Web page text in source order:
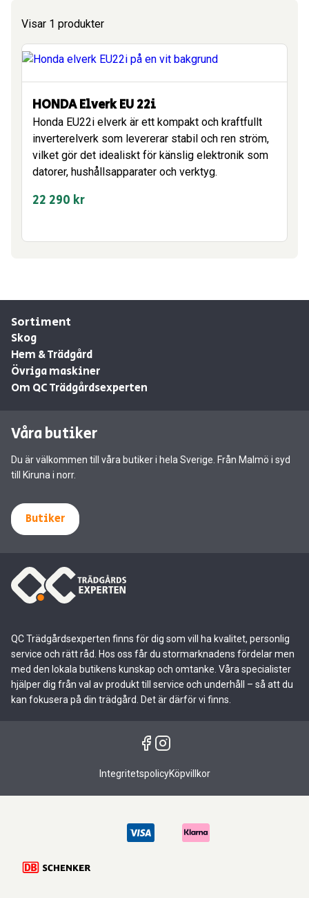
Visar 1 produkter
HONDA Elverk EU 22i
Honda EU22i elverk är ett kompakt och kraftfullt
inverterelverk som levererar stabil och ren ström,
vilket gör det idealiskt för känslig elektronik som
datorer, hushållsapparater och verktyg.
22 290 kr
QC Trädgårdsexperten finns för dig som vill ha kvalitet, personlig
service och rätt råd. Hos oss får du stormarknadens fördelar men
med den lokala butikens kunskap och omtanke. Våra specialister
hjälper dig från val av produkt till service och underhåll – så att du
kan fokusera på din trädgård. Det är därför vi finns.
Sortiment
Skog
Hem & Trädgård
Övriga maskiner
Om QC Trädgårdsexperten
Våra butiker
Du är välkommen till våra butiker i hela Sverige. Från Malmö i syd
till Kiruna i norr.
Butiker
IntegritetspolicyKöpvillkor